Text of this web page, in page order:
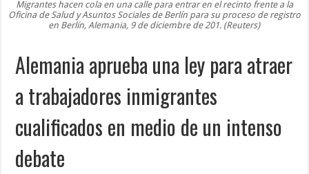
Migrantes hacen cola en una calle para entrar en el recinto frente a la
Oficina de Salud y Asuntos Sociales de Berlín para su proceso de registro
en Berlín, Alemania, 9 de diciembre de 201. (Reuters)
Alemania aprueba una ley para atraer
a trabajadores inmigrantes
cualificados en medio de un intenso
debate